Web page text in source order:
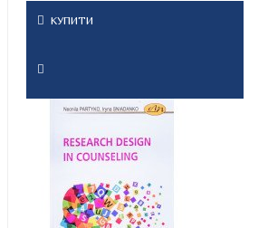
КУПИТИ